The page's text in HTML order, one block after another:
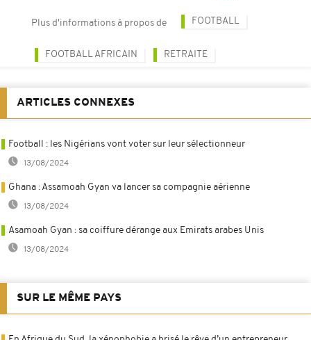
Plus d'informations à propos de FOOTBALL
FOOTBALL AFRICAIN RETRAITE
ARTICLES CONNEXES
Football : les Nigérians vont voter sur leur sélectionneur
13/08/2024
Ghana : Assamoah Gyan va lancer sa compagnie aérienne
13/08/2024
Asamoah Gyan : sa coiffure dérange aux Emirats arabes Unis
13/08/2024
SUR LE MÊME PAYS